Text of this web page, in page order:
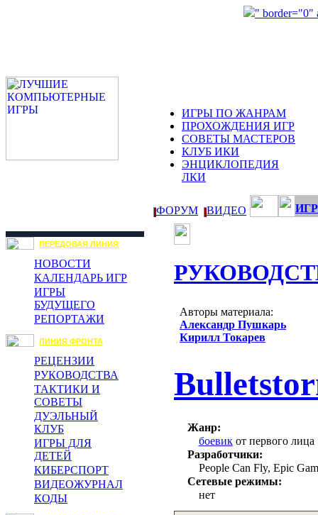
" border="0"
ИГРЫ ПО ЖАНРАМ
ПРОХОЖДЕНИЯ ИГР
СОВЕТЫ МАСТЕРОВ
КЛУБ ИКИ
ЭНЦИКЛОПЕДИЯ
ЛКИ
ФОРУМ ВИДЕО
ПЕРЕДОВАЯ ЛИНИЯ
НОВОСТИ
КАЛЕНДАРЬ ИГР
ИГРЫ
БУДУЩЕГО
РЕПОРТАЖИ
ЛИНИЯ ФРОНТА
РЕЦЕНЗИИ
РУКОВОДСТВА
ТАКТИКИ И
СОВЕТЫ
ДУЭЛЬНЫЙ
КЛУБ
ИГРЫ ДЛЯ
ДЕТЕЙ
КИБЕРСПОРТ
ВИДЕОЖУРНАЛ
КОДЫ
Авторы материала:
Александр Пушкарь
Кирилл Токарев
Жанр:
боевикот первого лица
Разработчики:
People Can Fly, Epic
Сетевые режимы:
нет